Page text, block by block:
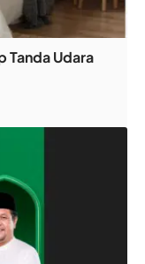
Tanda Udara